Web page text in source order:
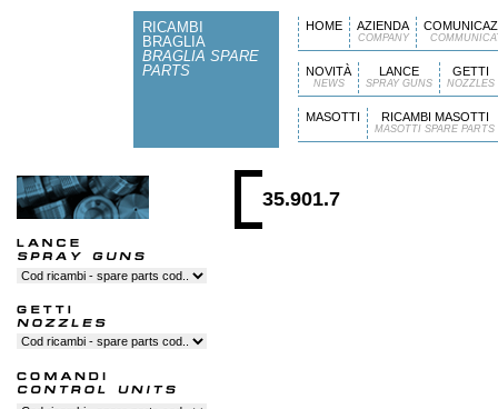
RICAMBI
BRAGLIA
BRAGLIA SPARE
PARTS
HOME AZIENDA
COMPANY
NOVITÀ
NEWS
LANCE
SPRAY GUNS
GETTI
NOZZLES
MASOTTI RICAMBI MASOTTI
MASOTTI SPARE PARTS
35.901.7